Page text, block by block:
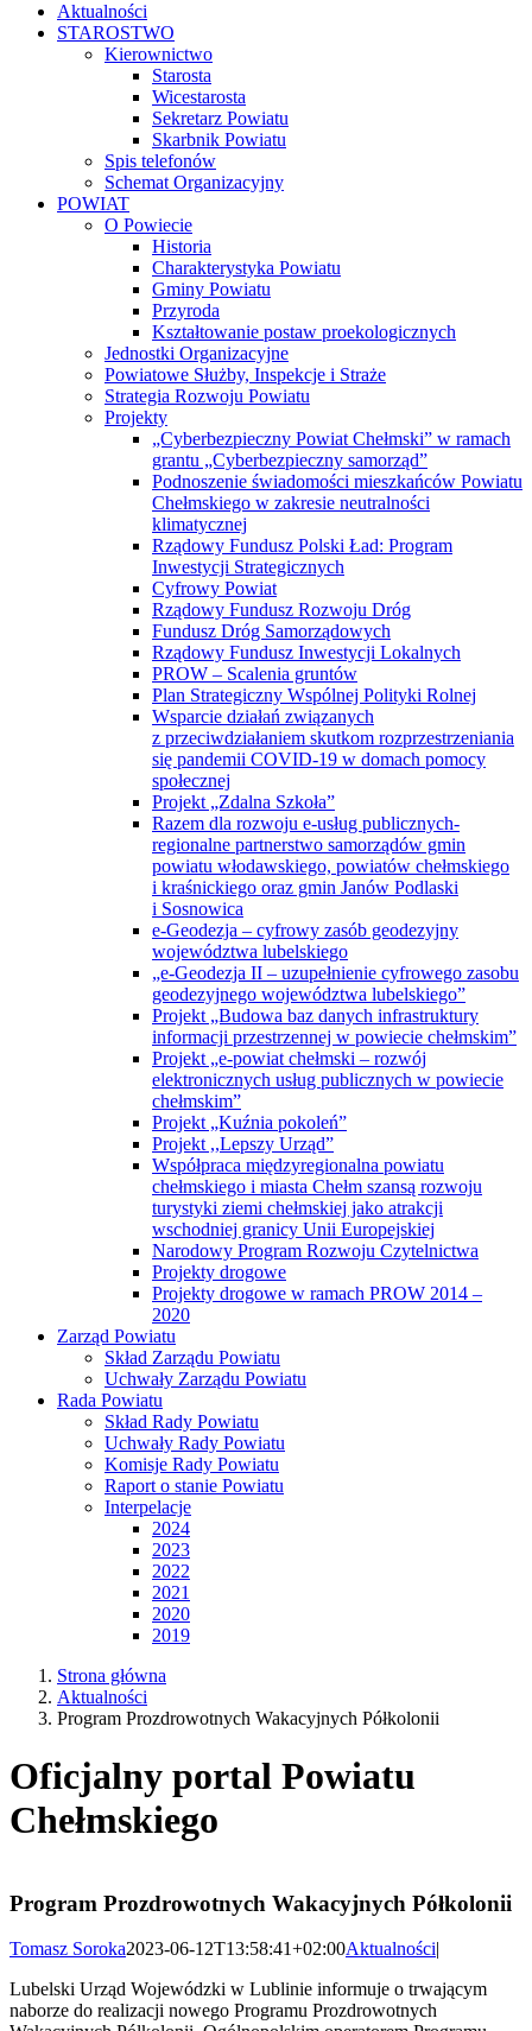
Aktualności
STAROSTWO
Kierownictwo
Starosta
Wicestarosta
Sekretarz Powiatu
Skarbnik Powiatu
Spis telefonów
Schemat Organizacyjny
POWIAT
O Powiecie
Historia
Charakterystyka Powiatu
Gminy Powiatu
Przyroda
Kształtowanie postaw proekologicznych
Jednostki Organizacyjne
Powiatowe Służby, Inspekcje i Straże
Strategia Rozwoju Powiatu
Projekty
„Cyberbezpieczny Powiat Chełmski” w ramach
grantu „Cyberbezpieczny samorząd”
Podnoszenie świadomości mieszkańców Powiatu
Chełmskiego w zakresie neutralności
klimatycznej
Rządowy Fundusz Polski Ład: Program
Inwestycji Strategicznych
Cyfrowy Powiat
Rządowy Fundusz Rozwoju Dróg
Fundusz Dróg Samorządowych
Rządowy Fundusz Inwestycji Lokalnych
PROW – Scalenia gruntów
Plan Strategiczny Wspólnej Polityki Rolnej
Wsparcie działań związanych
z przeciwdziałaniem skutkom rozprzestrzeniania
się pandemii COVID-19 w domach pomocy
społecznej
Projekt „Zdalna Szkoła”
Razem dla rozwoju e-usług publicznych-
regionalne partnerstwo samorządów gmin
powiatu włodawskiego, powiatów chełmskiego
i kraśnickiego oraz gmin Janów Podlaski
i Sosnowica
e-Geodezja – cyfrowy zasób geodezyjny
województwa lubelskiego
„e-Geodezja II – uzupełnienie cyfrowego zasobu
geodezyjnego województwa lubelskiego”
Projekt „Budowa baz danych infrastruktury
informacji przestrzennej w powiecie chełmskim”
Projekt „e-powiat chełmski – rozwój
elektronicznych usług publicznych w powiecie
chełmskim”
Projekt „Kuźnia pokoleń”
Projekt ,,Lepszy Urząd”
Współpraca międzyregionalna powiatu
chełmskiego i miasta Chełm szansą rozwoju
turystyki ziemi chełmskiej jako atrakcji
wschodniej granicy Unii Europejskiej
Narodowy Program Rozwoju Czytelnictwa
Projekty drogowe
Projekty drogowe w ramach PROW 2014 –
2020
Zarząd Powiatu
Skład Zarządu Powiatu
Uchwały Zarządu Powiatu
Rada Powiatu
Skład Rady Powiatu
Uchwały Rady Powiatu
Komisje Rady Powiatu
Raport o stanie Powiatu
Interpelacje
2024
2023
2022
2021
2020
2019
Strona główna
Aktualności
Program Prozdrowotnych Wakacyjnych Półkolonii
Oficjalny portal Powiatu
Chełmskiego
Program Prozdrowotnych Wakacyjnych Półkolonii
Tomasz Soroka2023-06-12T13:58:41+02:00Aktualności|
Lubelski Urząd Wojewódzki w Lublinie informuje o trwającym
naborze do realizacji nowego Programu Prozdrowotnych